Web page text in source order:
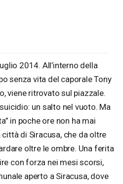
2014. All’interno della
senza vita del caporale Tony
viene ritrovato sul piazzale.
un salto nel vuoto. Ma
in poche ore non ha mai
di Siracusa, che da oltre
oltre le ombre. Una ferita
con forza nei mesi scorsi,
aperto a Siracusa, dove